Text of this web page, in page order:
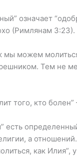
означает
(Римлянам 3:23).
мы можем
Тем не
того, кто болен”
есть
а отношений.
как Илия”,